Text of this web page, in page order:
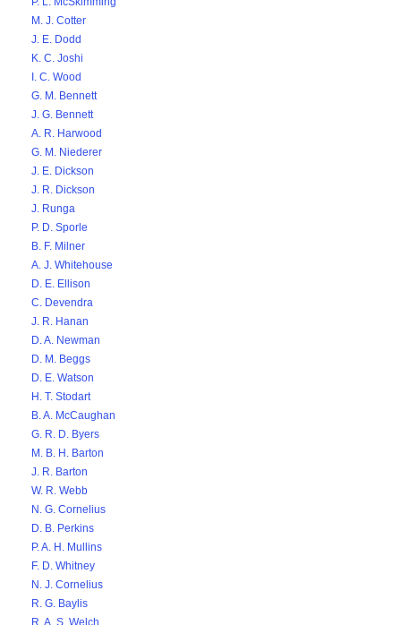
M. J. Cotter
J. E. Dodd
K. C. Joshi
I. C. Wood
G. M. Bennett
J. G. Bennett
A. R. Harwood
G. M. Niederer
J. E. Dickson
J. R. Dickson
J. Runga
P. D. Sporle
B. F. Milner
A. J. Whitehouse
D. E. Ellison
C. Devendra
J. R. Hanan
D. A. Newman
D. M. Beggs
D. E. Watson
H. T. Stodart
B. A. McCaughan
G. R. D. Byers
M. B. H. Barton
J. R. Barton
W. R. Webb
N. G. Cornelius
D. B. Perkins
P. A. H. Mullins
F. D. Whitney
N. J. Cornelius
R. G. Baylis
R. A. S. Welch